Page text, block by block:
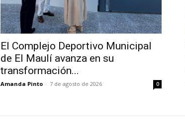
El Complejo Deportivo Municipal
de El Maulí avanza en su
transformación...
Amanda Pinto - 7 de agosto de 2026 0